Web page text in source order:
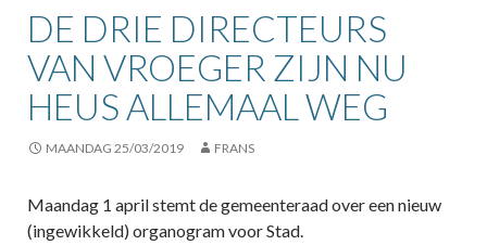
DE DRIE DIRECTEURS
VAN VROEGER ZIJN NU
HEUS ALLEMAAL WEG
MAANDAG 25/03/2019 FRANS
Maandag 1 april stemt de gemeenteraad over een nieuw
(ingewikkeld) organogram voor Stad.